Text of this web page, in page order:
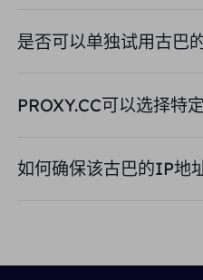
是否可以单独试用古巴
PROXY.CC可以选择特
如何确保该古巴的IP地